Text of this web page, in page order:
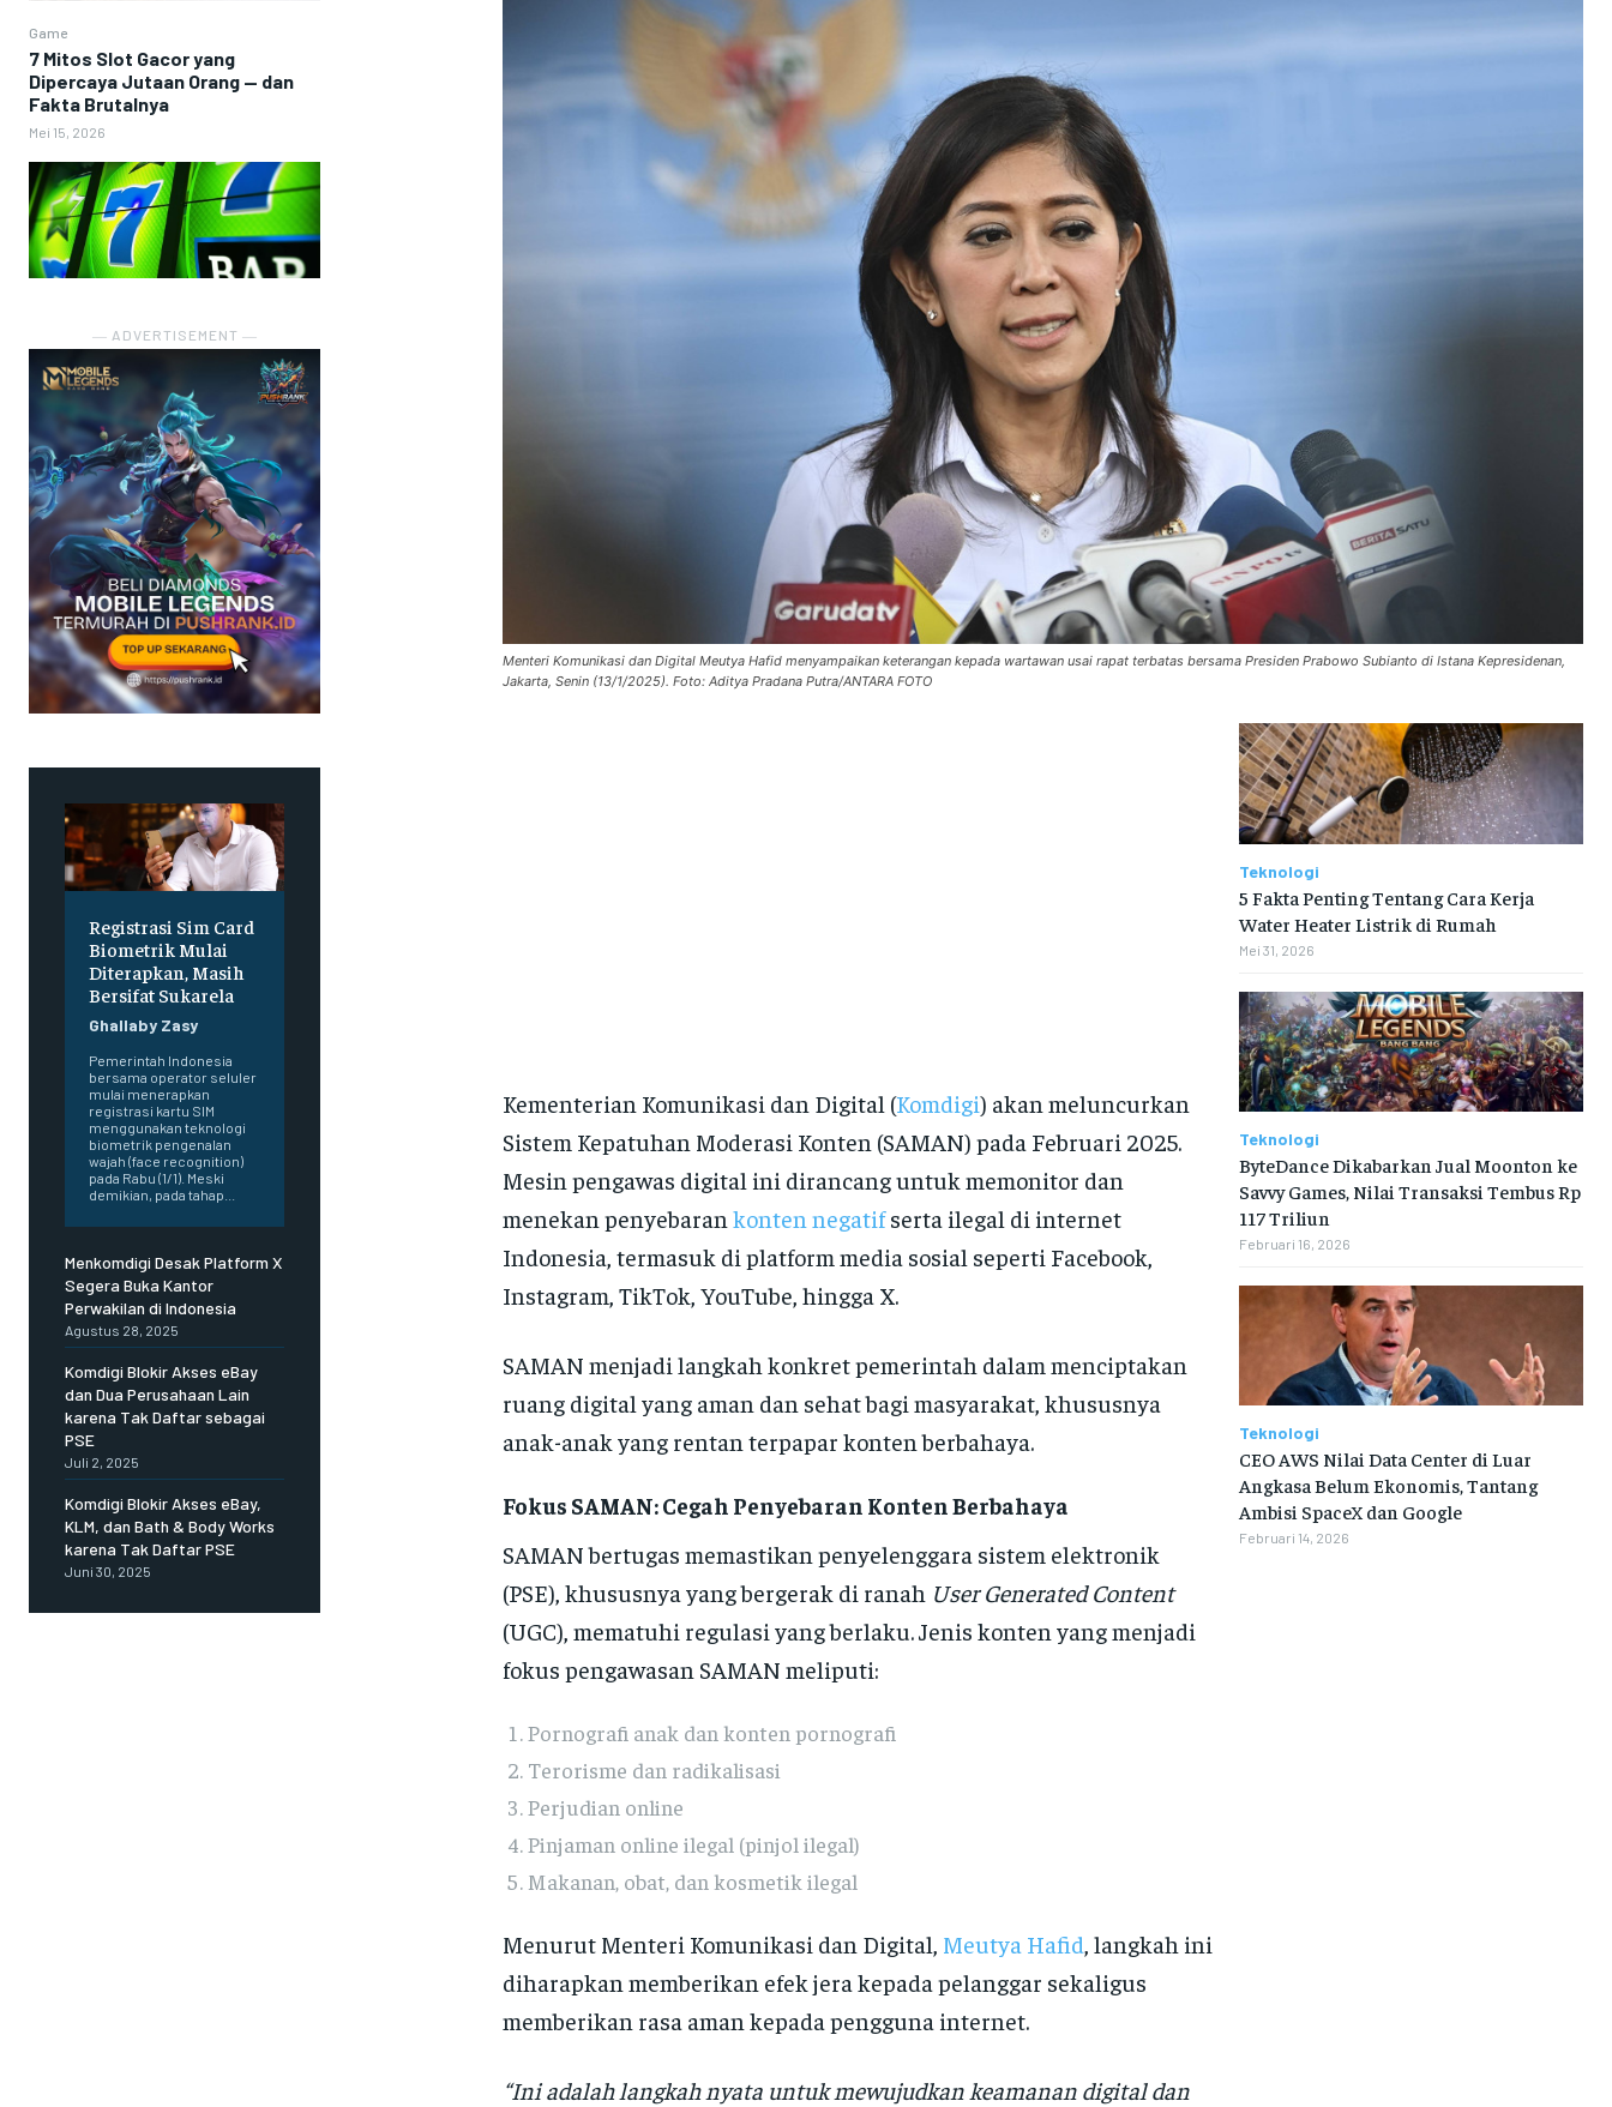
Game
7 Mitos Slot Gacor yang
Dipercaya Jutaan Orang — dan
Fakta Brutalnya
Mei 15, 2026
― ADVERTISEMENT ―
Registrasi Sim Card
Biometrik Mulai
Diterapkan, Masih
Bersifat Sukarela
Ghallaby Zasy
Pemerintah Indonesia
bersama operator seluler
mulai menerapkan
registrasi kartu SIM
menggunakan teknologi
biometrik pengenalan
wajah (face recognition)
pada Rabu (1/1). Meski
demikian, pada tahap...
Menkomdigi Desak Platform X
Segera Buka Kantor
Perwakilan di Indonesia
Agustus 28, 2025
Komdigi Blokir Akses eBay
dan Dua Perusahaan Lain
karena Tak Daftar sebagai
PSE
Juli 2, 2025
Komdigi Blokir Akses eBay,
KLM, dan Bath & Body Works
karena Tak Daftar PSE
Juni 30, 2025
Menteri Komunikasi dan Digital Meutya Hafid menyampaikan keterangan kepada wartawan usai rapat terbatas bersama Presiden Prabowo Subianto di Istana Kepresidenan,
Jakarta, Senin (13/1/2025). Foto: Aditya Pradana Putra/ANTARA FOTO
Kementerian Komunikasi dan Digital (Komdigi) akan meluncurkan
Sistem Kepatuhan Moderasi Konten (SAMAN) pada Februari 2025.
Mesin pengawas digital ini dirancang untuk memonitor dan
menekan penyebaran konten negatifserta ilegal di internet
Indonesia, termasuk di platform media sosial seperti Facebook,
Instagram, TikTok, YouTube, hingga X.
SAMAN menjadi langkah konkret pemerintah dalam menciptakan
ruang digital yang aman dan sehat bagi masyarakat, khususnya
anak-anak yang rentan terpapar konten berbahaya.
Fokus SAMAN: Cegah Penyebaran Konten Berbahaya
SAMAN bertugas memastikan penyelenggara sistem elektronik
(PSE), khususnya yang bergerak di ranah User Generated Content
(UGC), mematuhi regulasi yang berlaku. Jenis konten yang menjadi
fokus pengawasan SAMAN meliputi:
Pornografi anak dan konten pornografi
Terorisme dan radikalisasi
Perjudian online
Pinjaman online ilegal (pinjol ilegal)
Makanan, obat, dan kosmetik ilegal
Menurut Menteri Komunikasi dan Digital, Meutya Hafid, langkah ini
diharapkan memberikan efek jera kepada pelanggar sekaligus
memberikan rasa aman kepada pengguna internet.
“Ini adalah langkah nyata untuk mewujudkan keamanan digital dan
Teknologi
5 Fakta Penting Tentang Cara Kerja
Water Heater Listrik di Rumah
Mei 31, 2026
Teknologi
ByteDance Dikabarkan Jual Moonton ke
Savvy Games, Nilai Transaksi Tembus Rp
117 Triliun
Februari 16, 2026
Teknologi
CEO AWS Nilai Data Center di Luar
Angkasa Belum Ekonomis, Tantang
Ambisi SpaceX dan Google
Februari 14, 2026